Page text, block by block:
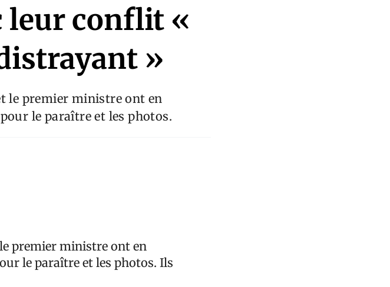
leur conflit «
»
le premier ministre ont en
le paraître et les photos.
premier ministre ont en
le paraître et les photos. Ils